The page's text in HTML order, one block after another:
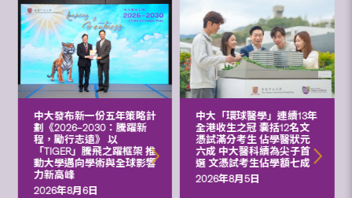
中大發布新一份五年策略計
劃《2026‒2030：騰躍新
程，勵行志遠》 以
「TIGER」騰飛之躍框架 推
動大學邁向學術與全球影響
力新高峰
2026年8月6日
中大「環球醫學」連續13年
全港收生之冠 囊括12名文
憑試滿分考生 佔學醫狀元
六成 中大醫科續為尖子首
選 文憑試考生佔學額七成
2026年8月5日